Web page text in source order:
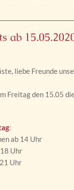
ab
liebe Freunde
Freitag den 15.05
:
ab 14 Uhr
Uhr
Uhr